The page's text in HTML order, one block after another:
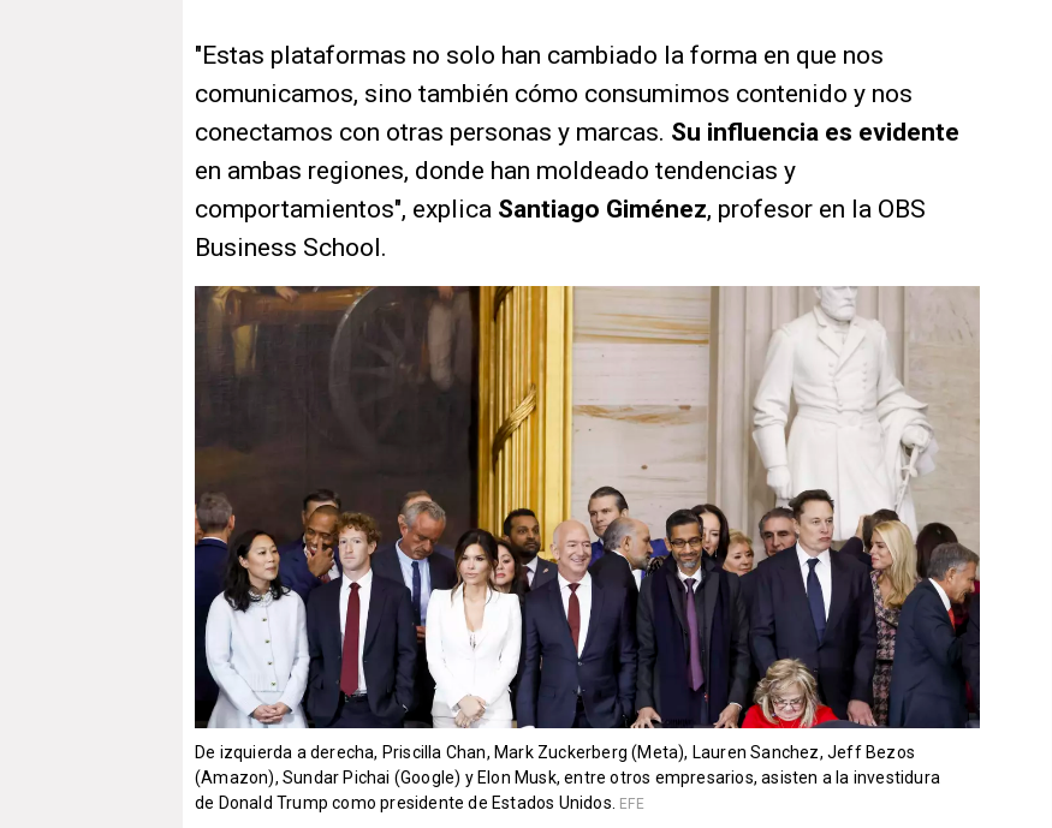
"Estas plataformas no solo han cambiado la forma en que nos
comunicamos, sino también cómo consumimos contenido y nos
conectamos con otras personas y marcas. Su influencia es evidente
en ambas regiones, donde han moldeado tendencias y
comportamientos", explica Santiago Giménez, profesor en la OBS
Business School.
De izquierda a derecha, Priscilla Chan, Mark Zuckerberg (Meta), Lauren Sanchez, Jeff Bezos
(Amazon), Sundar Pichai (Google) y Elon Musk, entre otros empresarios, asisten a la investidura
de Donald Trump como presidente de Estados Unidos.
EFE